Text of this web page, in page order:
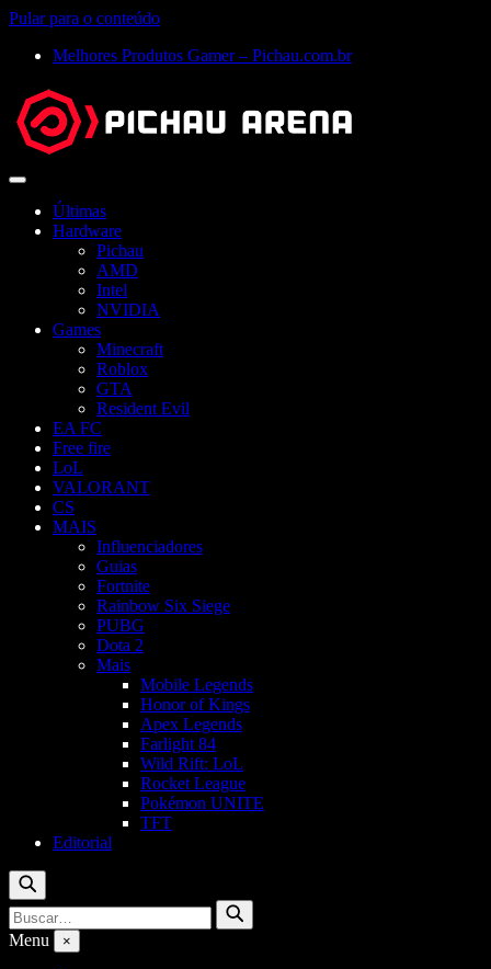
Pular para o conteúdo
Melhores Produtos Gamer – Pichau.com.br
Abrir
Últimas
Hardware
Pichau
AMD
Intel
NVIDIA
Games
Minecraft
Roblox
GTA
Resident Evil
EA FC
Free fire
LoL
VALORANT
CS
MAIS
Influenciadores
Guias
Fortnite
Rainbow Six Siege
PUBG
Dota 2
Mais
Mobile Legends
Honor of Kings
Apex Legends
Farlight 84
Wild Rift: LoL
Rocket League
Pokémon UNITE
TFT
Editorial
Buscar
Buscar
por:
Buscar
Menu ×